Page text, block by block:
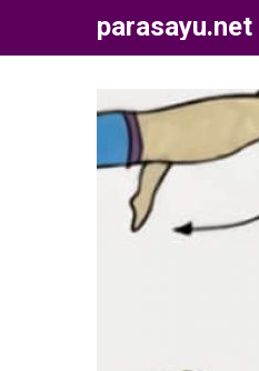
parasayu.net